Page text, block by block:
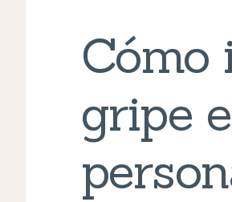
Cómo
gripe